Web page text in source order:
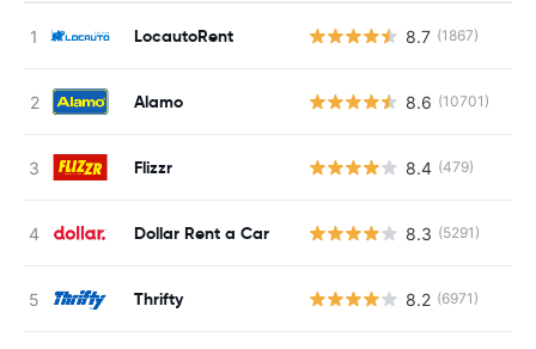
LocautoRent 8.7 (1867)
Alamo 8.6 (10701)
Flizzr 8.4 (479)
Dollar Rent a Car 8.3 (5291)
Thrifty 8.2 (6971)